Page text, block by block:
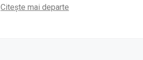
Citește mai departe